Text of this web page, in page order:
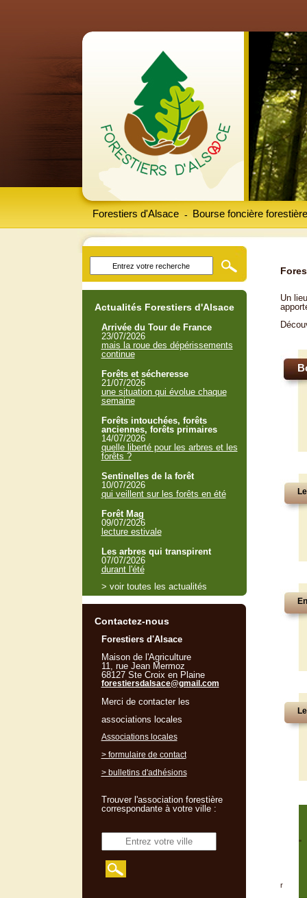
Forestiers d'Alsace Bourse foncière forestière
-
Un
"
r
Actualités Forestiers d'Alsace
Arrivée du Tour de France
23/07/2026
mais la roue des dépérissements
continue
Forêts et sécheresse
21/07/2026
une situation qui évolue chaque
semaine
Forêts intouchées, forêts
anciennes, forêts primaires
14/07/2026
quelle liberté pour les arbres et les
forêts ?
Sentinelles de la forêt
10/07/2026
qui veillent sur les forêts en été
Forêt Mag
09/07/2026
lecture estivale
Les arbres qui transpirent
07/07/2026
durant l'été
> voir toutes les actualités
Contactez-nous
Forestiers d'Alsace
Maison de l'Agriculture
11, rue Jean Mermoz
68127 Ste Croix en Plaine
forestiersdalsace@gmail.com
Merci de contacter les
associations locales
Associations locales
> formulaire de contact
> bulletins d'adhésions
Trouver l'association forestière
correspondante à votre ville :